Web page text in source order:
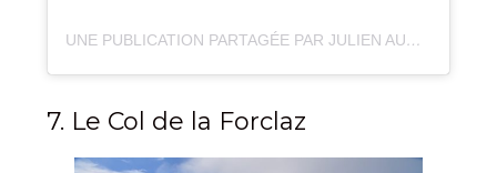
UNE PUBLICATION PARTAGÉE PAR JULIEN AUDIGIER (@JULIEN_AUDIGIER)
7. Le Col de la Forclaz